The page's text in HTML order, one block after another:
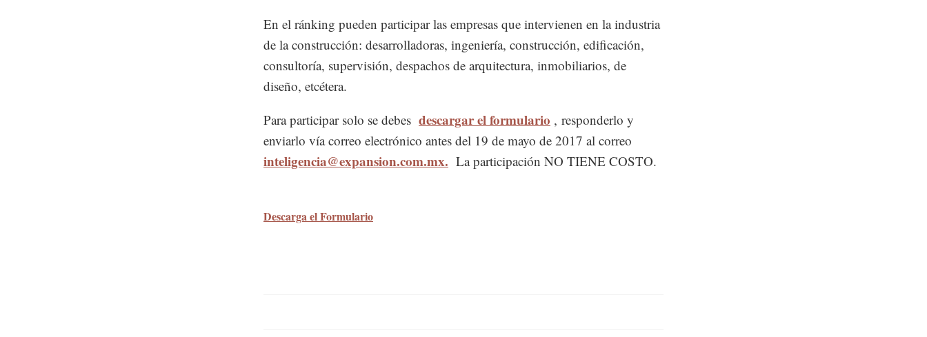
En el ránking pueden participar las empresas que intervienen en la industria
de la construcción: desarrolladoras, ingeniería, construcción, edificación,
consultoría, supervisión, despachos de arquitectura, inmobiliarios, de
diseño, etcétera.
Para participar solo se debes descargar el formulario , responderlo y
enviarlo vía correo electrónico antes del 19 de mayo de 2017 al correo
inteligencia@expansion.com.mx. La participación NO TIENE COSTO.
Descarga el Formulario